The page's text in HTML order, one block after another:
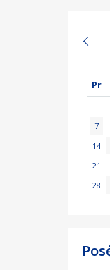
Pr
7
14
21
28